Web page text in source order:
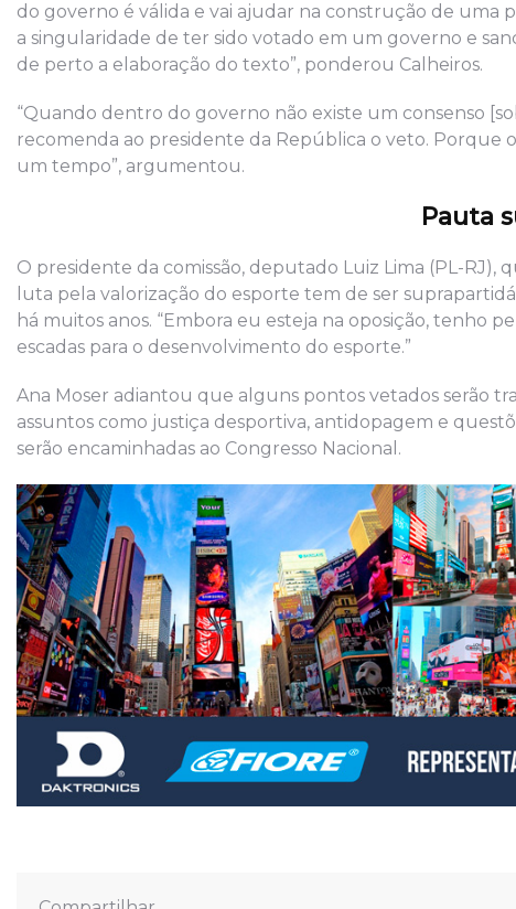
do governo é válida e vai ajudar na construção de uma
a singularidade de ter sido votado em um governo e
de perto a elaboração do texto”, ponderou Calheiros.
“Quando dentro do governo não existe um consenso
recomenda ao presidente da República o veto. Porque
um tempo”, argumentou.
Pauta
O presidente da comissão, deputado Luiz Lima (PL-RJ),
luta pela valorização do esporte tem de ser
há muitos anos. “Embora eu esteja na oposição, tenho
escadas para o desenvolvimento do esporte.”
Ana Moser adiantou que alguns pontos vetados serão
assuntos como justiça desportiva, antidopagem e
serão encaminhadas ao Congresso Nacional.